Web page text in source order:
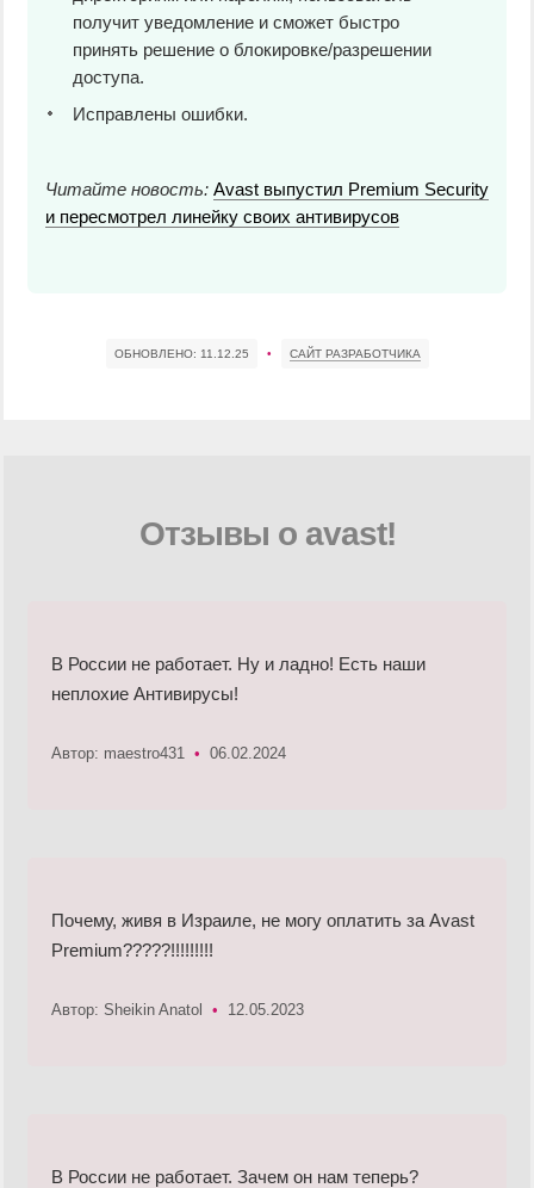
получит уведомление и сможет быстро
принять решение о блокировке/разрешении
доступа.
Исправлены ошибки.
Читайте новость: Avast выпустил Premium Security
и пересмотрел линейку своих антивирусов
ОБНОВЛЕНО: 11.12.25 • САЙТ РАЗРАБОТЧИКА
Отзывы о avast!
В России не работает. Ну и ладно! Есть наши
неплохие Антивирусы!
Автор: maestro431 • 06.02.2024
Почему, живя в Израиле, не могу оплатить за Avast
Premium?????!!!!!!!!!
Автор: Sheikin Anatol • 12.05.2023
В России не работает. Зачем он нам теперь?